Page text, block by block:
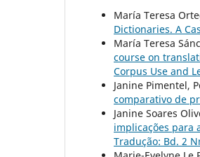
María Teresa
Dictionaries. A
María Teresa
course on
Corpus Use and
Janine Pimentel,
comparativo de
Janine Soares
implicações para
Tradução: Bd. 2